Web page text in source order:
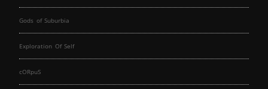
Gods of Suburbia
Exploration Of Self
cORpuS